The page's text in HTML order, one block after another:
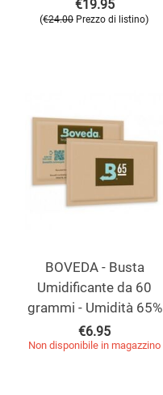
€19.95
(€24.00 Prezzo di listino)
BOVEDA - Busta
Umidificante da 60
grammi - Umidità 65%
€6.95
Non disponibile in magazzino